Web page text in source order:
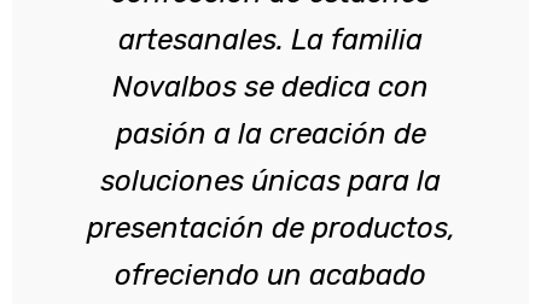
artesanales. La familia
Novalbos se dedica con
pasión a la creación de
soluciones únicas para la
presentación de productos,
ofreciendo un acabado